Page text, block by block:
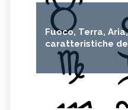
Fuoco, Terra,
caratteristiche